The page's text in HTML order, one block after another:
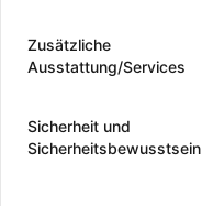
Zusätzliche
Ausstattung/Services
Sicherheit und
Sicherheitsbewusstsein